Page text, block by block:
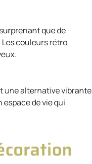
que de
couleurs rétro
une alternative vibrante
de vie qui